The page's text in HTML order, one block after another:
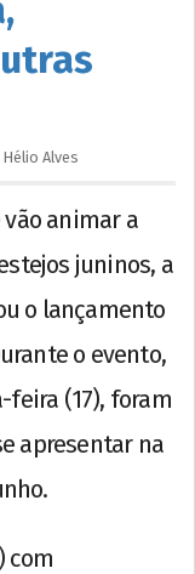
Hélio Alves
vão animar a
juninos, a
o lançamento
o evento,
feira (17), foram
apresentar na
com